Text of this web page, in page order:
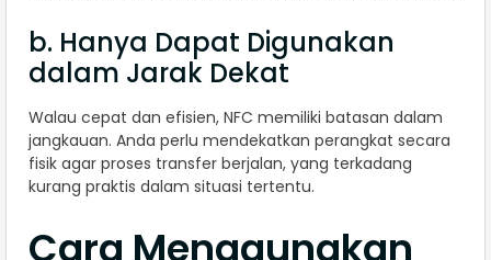
b. Hanya Dapat Digunakan
dalam Jarak Dekat
Walau cepat dan efisien, NFC memiliki batasan dalam
jangkauan. Anda perlu mendekatkan perangkat secara
fisik agar proses transfer berjalan, yang terkadang
kurang praktis dalam situasi tertentu.
Cara Menggunakan